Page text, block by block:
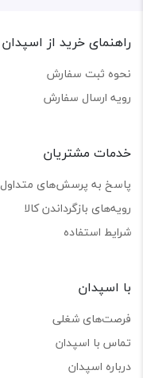
راهنمای خرید از اسپدان
نحوه ثبت سفارش
رویه ارسال سفارش
خدمات مشتریان
پاسخ به پرسش‌های متداول
رویه‌های بازگرداندن کالا
شرایط استفاده
با اسپدان
فرصت‌های شغلی
تماس با اسپدان
درباره اسپدان